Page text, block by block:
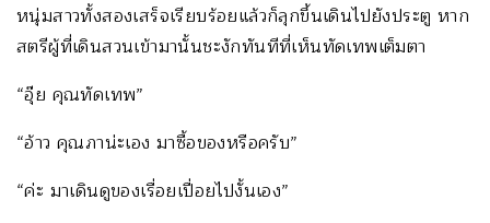
หนุ่มสาวทั้งสองเสร็จเรียบร้อยแล้วก็ลุกขึ้นเดินไปยังประตู หาก
สตรีผู้ที่เดินสวนเข้ามานั้นชะงักทันทีที่เห็นทัดเทพเต็มตา
“อุ๊ย คุณทัดเทพ”
“อ้าว คุณภาน่ะเอง มาซื้อของหรือครับ”
“ค่ะ มาเดินดูของเรื่อยเปื่อยไปงั้นเอง”